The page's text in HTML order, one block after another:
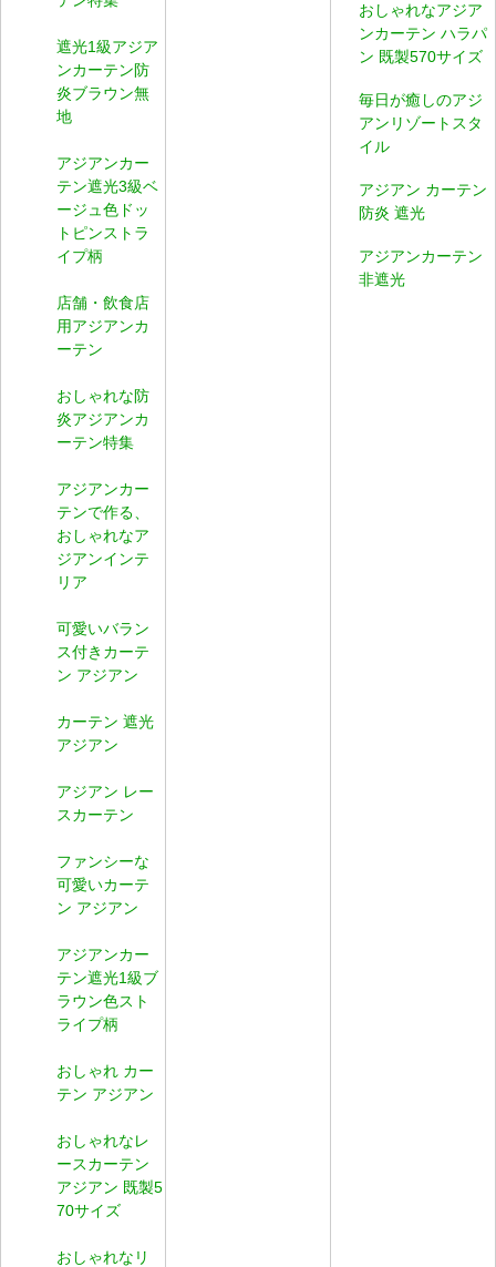
遮光1級アジア
ンカーテン防
炎ブラウン無
地
アジアンカー
テン遮光3級ベ
ージュ色ドッ
トピンストラ
イプ柄
店舗・飲食店
用アジアンカ
ーテン
おしゃれな防
炎アジアンカ
ーテン特集
アジアンカー
テンで作る、
おしゃれなア
ジアンインテ
リア
可愛いバラン
ス付きカーテ
ン アジアン
カーテン 遮光
アジアン
アジアン レー
スカーテン
ファンシーな
可愛いカーテ
ン アジアン
アジアンカー
テン遮光1級ブ
ラウン色スト
ライプ柄
おしゃれ カー
テン アジアン
おしゃれなレ
ースカーテン
アジアン 既製5
70サイズ
おしゃれなリ
おしゃれなアジア
ンカーテン ハラパ
ン 既製570サイズ
毎日が癒しのアジ
アンリゾートスタ
イル
アジアン カーテン
防炎 遮光
アジアンカーテン
非遮光